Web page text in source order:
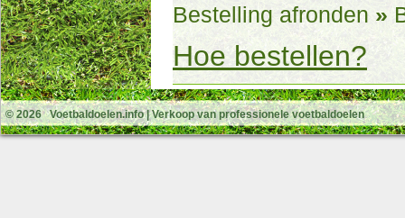
Bestelling afronden »
Hoe bestellen?
© 2026Voetbaldoelen.info| Verkoop van professionele voetbaldoelen